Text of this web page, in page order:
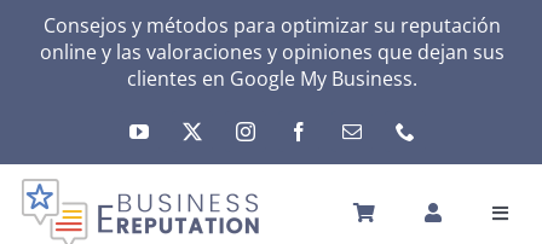
Consejos y métodos para optimizar su reputación
online y las valoraciones y opiniones que dejan sus
clientes en Google My Business.